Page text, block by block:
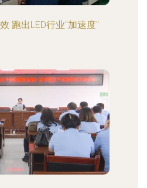
跑出LED行业"加速度"